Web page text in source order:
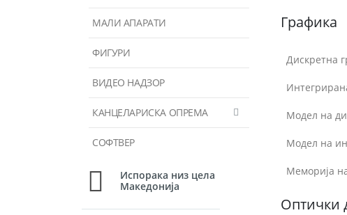
Графика
Дискретна
Модел на
Модел на
Меморија
Оптички
МАЛИ АПАРАТИ
ФИГУРИ
ВИДЕО НАДЗОР
КАНЦЕЛАРИСКА ОПРЕМА
СОФТВЕР
Испорака низ цела
Македонија